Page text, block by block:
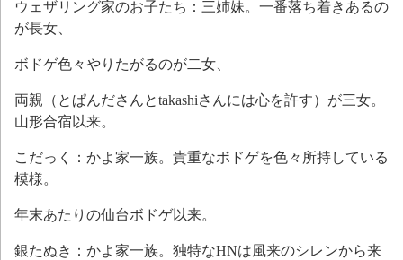
ウェザリング家のお子たち：三姉妹。一番落ち着きあるの
が長女、
ボドゲ色々やりたがるのが二女、
両親（とぱんださんとtakashiさんには心を許す）が三女。
山形合宿以来。
こだっく：かよ家一族。貴重なボドゲを色々所持している
模様。
年末あたりの仙台ボドゲ以来。
銀たぬき：かよ家一族。独特なHNは風来のシレンから来